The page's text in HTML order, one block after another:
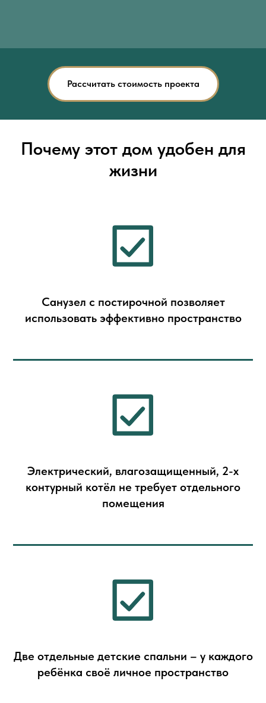
Рассчитать стоимость проекта
Почему этот дом удобен для
жизни
Cанузел с постирочной позволяет
использовать эффективно пространство
Электрический, влагозащищенный, 2-х
контурный котёл не требует отдельного
помещения
Две отдельные детские спальни – у каждого
ребёнка своё личное пространство